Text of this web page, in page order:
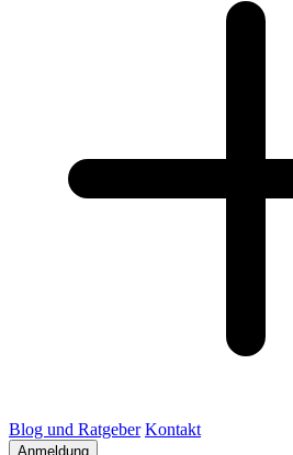
Blog und Ratgeber Kontakt
Anmeldung